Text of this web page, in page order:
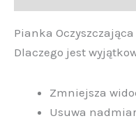
Pianka
Dlaczego jest
Zmniejsza
Usuwa